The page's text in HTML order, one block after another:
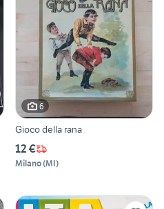
6
Gioco della rana
12 €
Milano(MI)